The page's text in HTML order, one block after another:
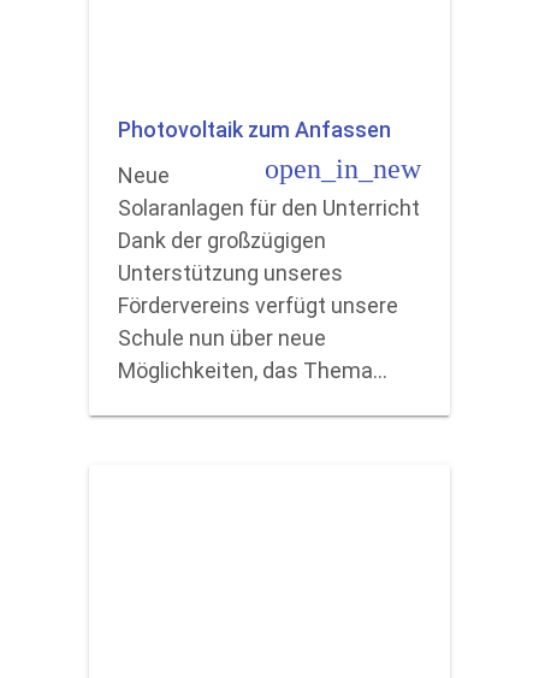
Photovoltaik zum Anfassen
open_in_new
Neue
Solaranlagen für den Unterricht
Dank der großzügigen
Unterstützung unseres
Fördervereins verfügt unsere
Schule nun über neue
Möglichkeiten, das Thema…